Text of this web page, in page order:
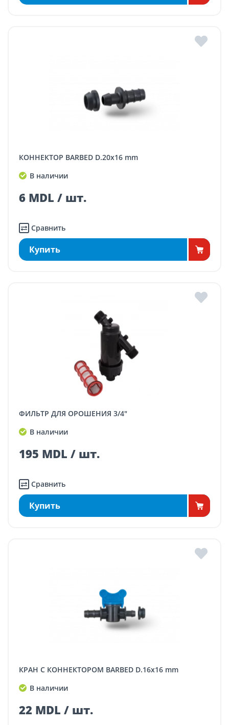
КОННЕКТОР BARBED D.20x16 mm
В наличии
6 MDL / шт.
Сравнить
Купить
ФИЛЬТР ДЛЯ ОРОШЕНИЯ 3/4"
В наличии
195 MDL / шт.
Сравнить
Купить
КРАН С КОННЕКТОРОМ BARBED D.16x16 mm
В наличии
22 MDL / шт.